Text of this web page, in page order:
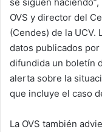
OVS y director del
(Cendes) de la
datos publicados
difundida un boletín
alerta sobre la
que incluye el caso
La OVS también